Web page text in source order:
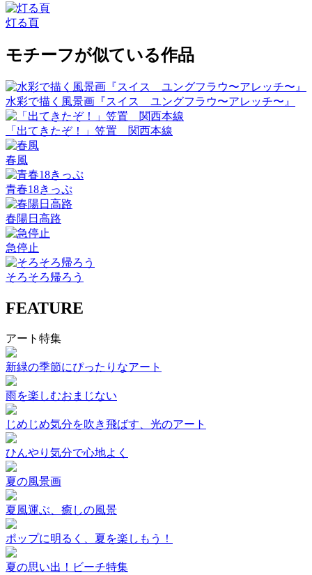
灯る頁
モチーフが似ている作品
水彩で描く風景画『スイス ユングフラウ〜アレッチ〜』
「出てきたぞ！」笠置 関西本線
春風
青春18きっぷ
春陽日高路
急停止
そろそろ帰ろう
FEATURE
アート特集
新緑の季節にぴったりなアート
雨を楽しむおまじない
じめじめ気分を吹き飛ばす、光のアート
ひんやり気分で心地よく
夏の風景画
夏風運ぶ、癒しの風景
ポップに明るく、夏を楽しもう！
夏の思い出！ビーチ特集